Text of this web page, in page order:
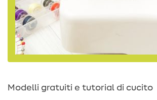
Modelli gratuiti e tutorial di cucito